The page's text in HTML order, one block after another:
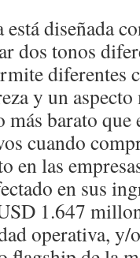
está diseñada
dos tonos
diferentes
y un
más barato que
cuando
en las
en sus
1.647
operativa, y/